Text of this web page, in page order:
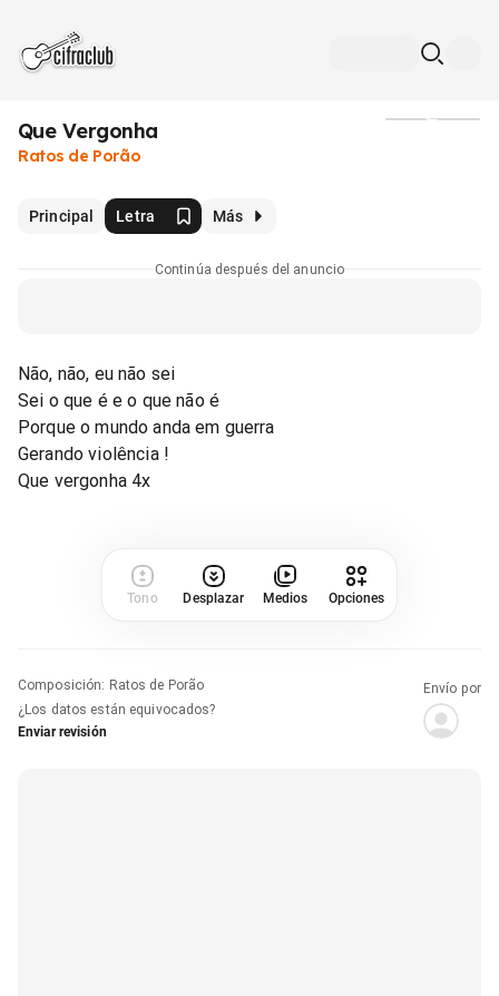
Que Vergonha
Ratos de Porão
Principal Letra Más
Continúa después del anuncio
Não, não, eu não sei
Sei o que é e o que não é
Porque o mundo anda em guerra
Gerando violência !
Que vergonha 4x
Tono Desplazar Medios Opciones
Composición: Ratos de Porão
¿Los datos están equivocados?
Enviar revisión
Envío por